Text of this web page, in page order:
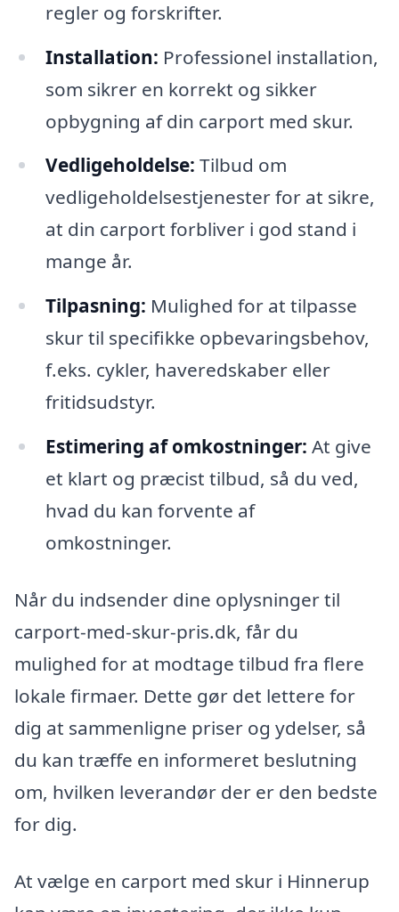
regler og forskrifter.
Installation: Professionel installation,
som sikrer en korrekt og sikker
opbygning af din carport med skur.
Vedligeholdelse: Tilbud om
vedligeholdelsestjenester for at sikre,
at din carport forbliver i god stand i
mange år.
Tilpasning: Mulighed for at tilpasse
skur til specifikke opbevaringsbehov,
f.eks. cykler, haveredskaber eller
fritidsudstyr.
Estimering af omkostninger: At give
et klart og præcist tilbud, så du ved,
hvad du kan forvente af
omkostninger.
Når du indsender dine oplysninger til
carport-med-skur-pris.dk, får du
mulighed for at modtage tilbud fra flere
lokale firmaer. Dette gør det lettere for
dig at sammenligne priser og ydelser, så
du kan træffe en informeret beslutning
om, hvilken leverandør der er den bedste
for dig.
At vælge en carport med skur i Hinnerup